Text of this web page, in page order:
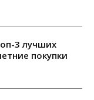
3 лучших
покупки